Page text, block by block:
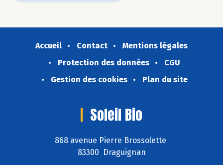
Accueil Contact
Mentions légales
Protection des données
CGU
Gestion des cookies
Plan du site
Soleil Bio
868 avenue Pierre Brossolette
83300 Draguignan